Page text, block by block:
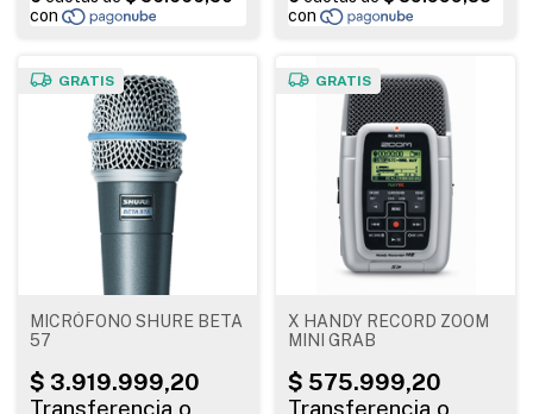
GRATIS
MICRÓFONO SHURE BETA
57
GRATIS
X HANDY RECORD ZOOM
MINI GRAB